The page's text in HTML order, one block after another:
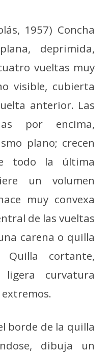
1957) Concha
deprimida,
vueltas muy
visible, cubierta
anterior. Las
por encima,
plano; crecen
todo la última
un volumen
muy convexa
de las vueltas
carena o quilla
Quilla cortante,
ligera curvatura
borde de la quilla
dibuja un